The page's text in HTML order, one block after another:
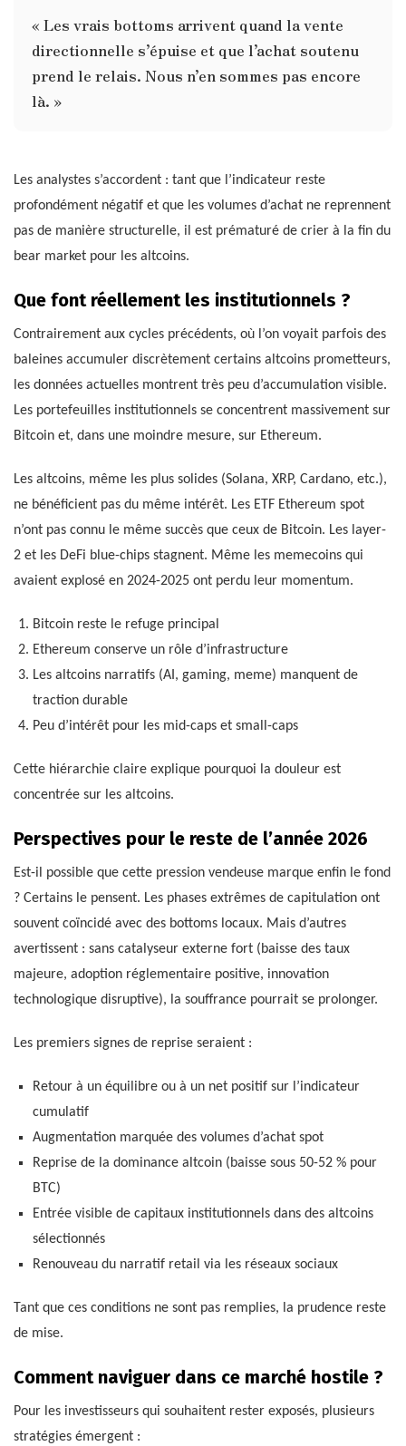
« Les vrais bottoms arrivent quand la vente
directionnelle s’épuise et que l’achat soutenu
prend le relais. Nous n’en sommes pas encore
là. »
Les analystes s’accordent : tant que l’indicateur reste
profondément négatif et que les volumes d’achat ne reprennent
pas de manière structurelle, il est prématuré de crier à la fin du
bear market pour les altcoins.
Que font réellement les institutionnels ?
Contrairement aux cycles précédents, où l’on voyait parfois des
baleines accumuler discrètement certains altcoins prometteurs,
les données actuelles montrent très peu d’accumulation visible.
Les portefeuilles institutionnels se concentrent massivement sur
Bitcoin et, dans une moindre mesure, sur Ethereum.
Les altcoins, même les plus solides (Solana, XRP, Cardano, etc.),
ne bénéficient pas du même intérêt. Les ETF Ethereum spot
n’ont pas connu le même succès que ceux de Bitcoin. Les layer-
2 et les DeFi blue-chips stagnent. Même les memecoins qui
avaient explosé en 2024-2025 ont perdu leur momentum.
Bitcoin reste le refuge principal
Ethereum conserve un rôle d’infrastructure
Les altcoins narratifs (AI, gaming, meme) manquent de
traction durable
Peu d’intérêt pour les mid-caps et small-caps
Cette hiérarchie claire explique pourquoi la douleur est
concentrée sur les altcoins.
Perspectives pour le reste de l’année 2026
Est-il possible que cette pression vendeuse marque enfin le fond
? Certains le pensent. Les phases extrêmes de capitulation ont
souvent coïncidé avec des bottoms locaux. Mais d’autres
avertissent : sans catalyseur externe fort (baisse des taux
majeure, adoption réglementaire positive, innovation
technologique disruptive), la souffrance pourrait se prolonger.
Les premiers signes de reprise seraient :
Retour à un équilibre ou à un net positif sur l’indicateur
cumulatif
Augmentation marquée des volumes d’achat spot
Reprise de la dominance altcoin (baisse sous 50-52 % pour
BTC)
Entrée visible de capitaux institutionnels dans des altcoins
sélectionnés
Renouveau du narratif retail via les réseaux sociaux
Tant que ces conditions ne sont pas remplies, la prudence reste
de mise.
Comment naviguer dans ce marché hostile ?
Pour les investisseurs qui souhaitent rester exposés, plusieurs
stratégies émergent :